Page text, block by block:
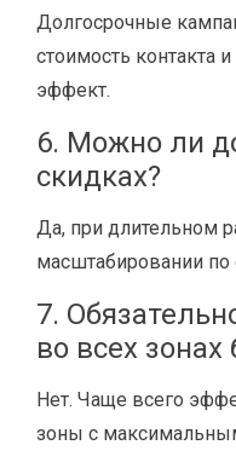
Долгосрочные
стоимость контакта
эффект.
6. Можно ли
скидках?
Да, при длительном
масштабировании по
7.
во всех
Нет. Чаще всего
зоны с